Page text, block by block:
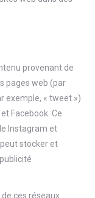
provenant de
pages web (par
exemple, « tweet »)
Facebook. Ce
Instagram et
stocker et
ces réseaux